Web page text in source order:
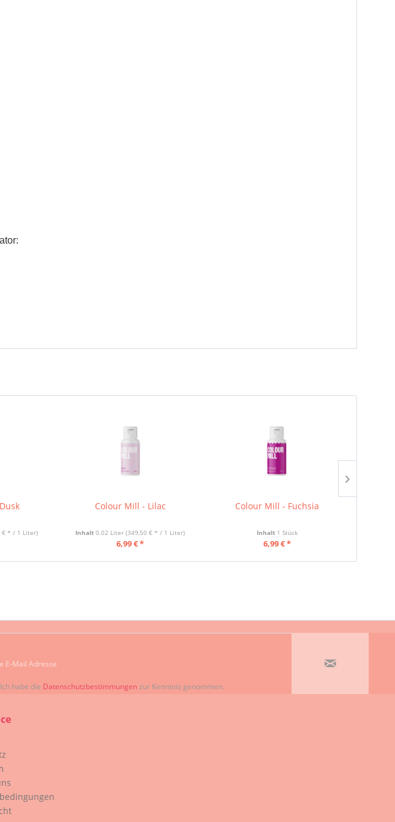
€ * / 1 Liter)
Colour Mill - Lilac
Inhalt0.02 Liter(349,50 € * / 1 Liter)
6,99 € *
Colour Mill - Fuchsia
Inhalt 1 Stück
6,99 € *
Ich habe die Datenschutzbestimmungenzur Kenntnis genommen.